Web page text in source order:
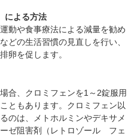
による方法
動や食事療法による減量を勧め
どの生活習慣の見直しを行い、
卵を促します。
合、クロミフェンを1～2錠服用
ともあります。クロミフェン以
のは、メトホルミンやデキサメ
ゼ阻害剤（レトロゾール フェ